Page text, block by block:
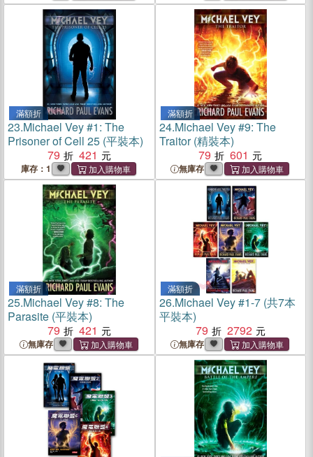
滿額折
23.Michael Vey #1: The
Prisoner of Cell 25 (平裝本)
79
421
庫存：1
滿額折
24.Michael Vey #9: The
Traitor (精裝本)
79
601
無庫存
滿額折
25.Michael Vey #8: The
Parasite (平裝本)
79
421
無庫存
滿額折
26.Michael Vey #1-7 (共7本
平裝本)
79
2792
無庫存